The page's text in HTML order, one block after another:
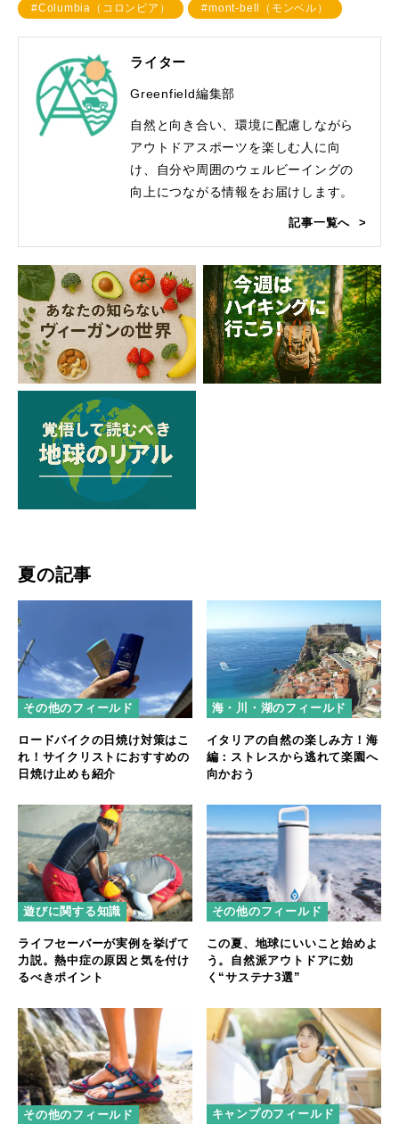
#Columbia（コロンビア）
#mont-bell（モンベル）
ライター
Greenfield編集部
自然と向き合い、環境に配慮しながら
アウトドアスポーツを楽しむ人に向
け、自分や周囲のウェルビーイングの
向上につながる情報をお届けします。
記事一覧へ
夏の記事
その他のフィールド
ロードバイクの日焼け対策はこ
れ！サイクリストにおすすめの
日焼け止めも紹介
海・川・湖のフィールド
イタリアの自然の楽しみ方！海
編：ストレスから逃れて楽園へ
向かおう
遊びに関する知識
ライフセーバーが実例を挙げて
力説。熱中症の原因と気を付け
るべきポイント
その他のフィールド
この夏、地球にいいこと始めよ
う。自然派アウトドアに効
く“サステナ3選”
その他のフィールド キャンプのフィールド